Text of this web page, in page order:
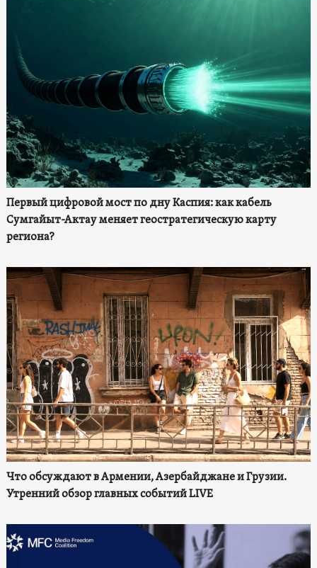
Первый цифровой мост по дну Каспия: как кабель
Сумгайыт-Актау меняет геостратегическую карту
региона?
Что обсуждают в Армении, Азербайджане и Грузии.
Утренний обзор главных событий LIVE